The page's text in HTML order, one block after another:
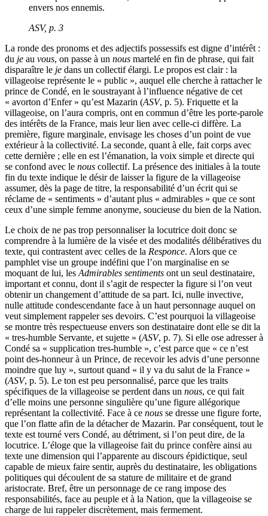
envers nos ennemis.
ASV, p. 3
La ronde des pronoms et des adjectifs possessifs est digne d’intérêt :
du je au vous, on passe à un nous martelé en fin de phrase, qui fait
disparaître le je dans un collectif élargi. Le propos est clair : la
villageoise représente le « public », auquel elle cherche à rattacher le
prince de Condé, en le soustrayant à l’influence négative de cet
« avorton d’Enfer » qu’est Mazarin (ASV, p. 5). Friquette et la
villageoise, on l’aura compris, ont en commun d’être les porte-parole
des intérêts de la France, mais leur lien avec celle-ci diffère. La
première, figure marginale, envisage les choses d’un point de vue
extérieur à la collectivité. La seconde, quant à elle, fait corps avec
cette dernière ; elle en est l’émanation, la voix simple et directe qui
se confond avec le nous collectif. La présence des initiales à la toute
fin du texte indique le désir de laisser la figure de la villageoise
assumer, dès la page de titre, la responsabilité d’un écrit qui se
réclame de « sentiments » d’autant plus « admirables » que ce sont
ceux d’une simple femme anonyme, soucieuse du bien de la Nation.
Le choix de ne pas trop personnaliser la locutrice doit donc se
comprendre à la lumière de la visée et des modalités délibératives du
texte, qui contrastent avec celles de la Responce. Alors que ce
pamphlet vise un groupe indéfini que l’on marginalise en se
moquant de lui, lesAdmirables sentiments ont un seul destinataire,
important et connu, dont il s’agit de respecter la figure si l’on veut
obtenir un changement d’attitude de sa part. Ici, nulle invective,
nulle attitude condescendante face à un haut personnage auquel on
veut simplement rappeler ses devoirs. C’est pourquoi la villageoise
se montre très respectueuse envers son destinataire dont elle se dit la
« tres-humble Servante, et sujette » (ASV, p. 7). Si elle ose adresser à
Condé sa « supplication tres-humble », c’est parce que « ce n’est
point des-honneur à un Prince, de recevoir les advis d’une personne
moindre que luy », surtout quand « il y va du salut de la France »
(ASV, p. 5). Le ton est peu personnalisé, parce que les traits
spécifiques de la villageoise se perdent dans un nous, ce qui fait
d’elle moins une personne singulière qu’une figure allégorique
représentant la collectivité. Face à ce nous se dresse une figure forte,
que l’on flatte afin de la détacher de Mazarin. Par conséquent, tout le
texte est tourné vers Condé, au détriment, si l’on peut dire, de la
locutrice. L’éloge que la villageoise fait du prince confère ainsi au
texte une dimension qui l’apparente au discours épidictique, seul
capable de mieux faire sentir, auprès du destinataire, les obligations
politiques qui découlent de sa stature de militaire et de grand
aristocrate. Bref, être un personnage de ce rang impose des
responsabilités, face au peuple et à la Nation, que la villageoise se
charge de lui rappeler discrètement, mais fermement.